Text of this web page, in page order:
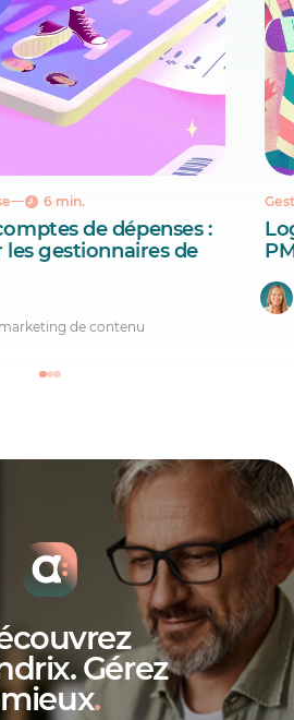
6 min.
de dépenses :
gestionnaires de
de contenu
Gérez
mieux.